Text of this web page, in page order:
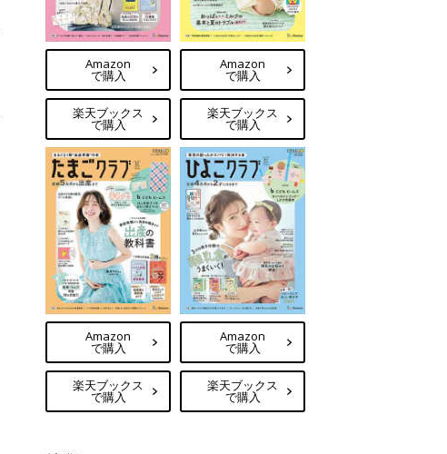
Amazon
で購入
楽天ブックス
で購入
Amazon
で購入
楽天ブックス
で購入
Amazon
で購入
楽天ブックス
で購入
Amazon
で購入
楽天ブックス
で購入